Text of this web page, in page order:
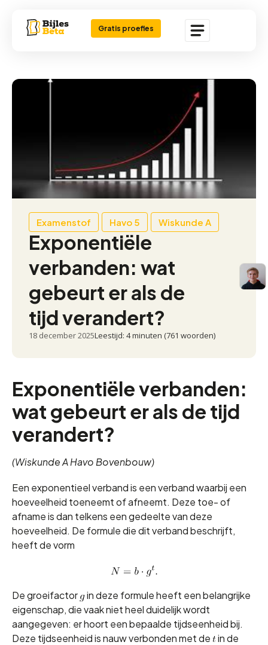
Gratis proefles
Examenstof Havo 5 Wiskunde A
Exponentiële
verbanden: wat
gebeurt er als de
tijd verandert?
18 december 2025Leestijd: 4 minuten (761 woorden)
Exponentiële verbanden:
wat gebeurt er als de tijd
verandert?
(Wiskunde A Havo Bovenbouw)
Een exponentieel verband is een verband waarbij een
hoeveelheid toeneemt of afneemt. Deze toe- of
afname is dan telkens een gedeelte van deze
hoeveelheid. De formule die dit verband beschrijft,
heeft de vorm
De groeifactor
in deze formule heeft een belangrijke
eigenschap, die vaak niet heel duidelijk wordt
aangegeven: er hoort een bepaalde tijdseenheid bij.
Deze tijdseenheid is nauw verbonden met de
in de